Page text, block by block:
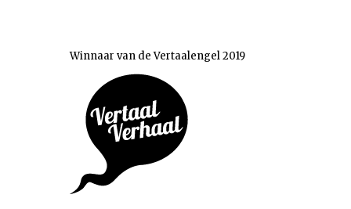
Winnaar van de Vertaalengel 2019